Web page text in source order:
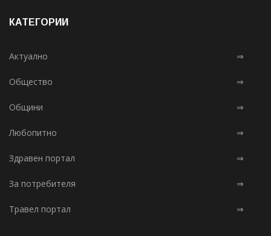
КАТЕГОРИИ
Актуално ⇒
Общество ⇒
Общини ⇒
Любопитно ⇒
Здравен портал ⇒
За потребителя ⇒
Травел портал ⇒